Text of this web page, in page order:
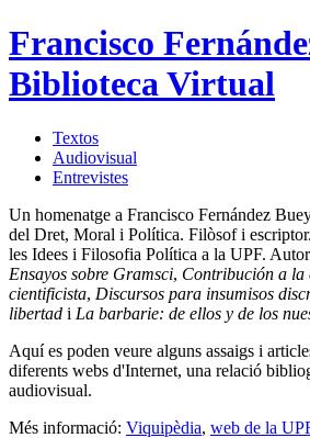
Francisco
Biblioteca Virtual
Textos
Audiovisual
Entrevistes
Un homenatge a Francisco Fernández
del Dret, Moral i Política. Filòsof i
les Idees i Filosofia Política a la UPF.
Ensayos sobre Gramsci, Contribución a la
cientificista, Discursos para insumisos
libertad i La barbarie: de ellos y de los
Aquí es poden veure alguns assaigs i
diferents webs d'Internet, una relació
audiovisual.
Més informació: Viquipèdia, web de la